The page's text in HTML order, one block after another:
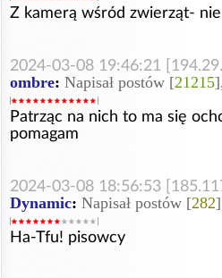
Z kamerą wśród zwierząt-
2024-03-08 19:46:21
ombre: Napisał postów [21215
Patrząc na nich to ma się
pomagam
2024-03-08 18:56:53
Dynamic: Napisał postów [282
Ha-Tfu! pisowcy